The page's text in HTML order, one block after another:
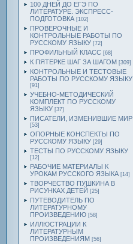
100 ДНЕЙ ДО ЕГЭ ПО
ЛИТЕРАТУРЕ. ЭКСПРЕСС-
ПОДГОТОВКА [102]
ПРОВЕРОЧНЫЕ И
КОНТРОЛЬНЫЕ РАБОТЫ ПО
РУССКОМУ ЯЗЫКУ [72]
ПРОФИЛЬНЫЙ КЛАСС [68]
К ПЯТЕРКЕ ШАГ ЗА ШАГОМ [309]
КОНТРОЛЬНЫЕ И ТЕСТОВЫЕ
РАБОТЫ ПО РУССКОМУ ЯЗЫКУ
[91]
УЧЕБНО-МЕТОДИЧЕСКИЙ
КОМПЛЕКТ ПО РУССКОМУ
ЯЗЫКУ [37]
ПИСАТЕЛИ, ИЗМЕНИВШИЕ МИР
[53]
ОПОРНЫЕ КОНСПЕКТЫ ПО
РУССКОМУ ЯЗЫКУ [29]
ТЕСТЫ ПО РУССКОМУ ЯЗЫКУ
[12]
РАБОЧИЕ МАТЕРИАЛЫ К
УРОКАМ РУССКОГО ЯЗЫКА [14]
ТВОРЧЕСТВО ПУШКИНА В
РИСУНКАХ ДЕТЕЙ [25]
ПУТЕВОДИТЕЛЬ ПО
ЛИТЕРАТУРНОМУ
ПРОИЗВЕДЕНИЮ [58]
ИЛЛЮСТРАЦИИ К
ЛИТЕРАТУРНЫМ
ПРОИЗВЕДЕНИЯМ [56]